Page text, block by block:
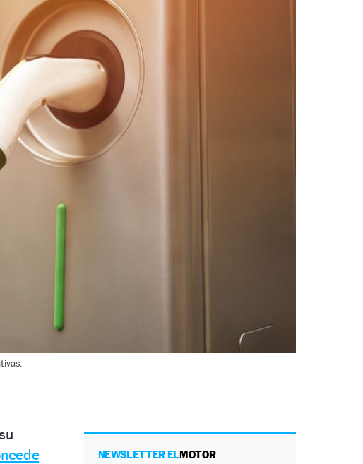
NEWSLETTER ELMOTOR